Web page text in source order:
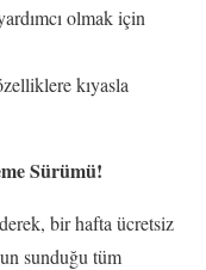
olmak için
kıyasla
Sürümü!
bir hafta ücretsiz
sunduğu tüm